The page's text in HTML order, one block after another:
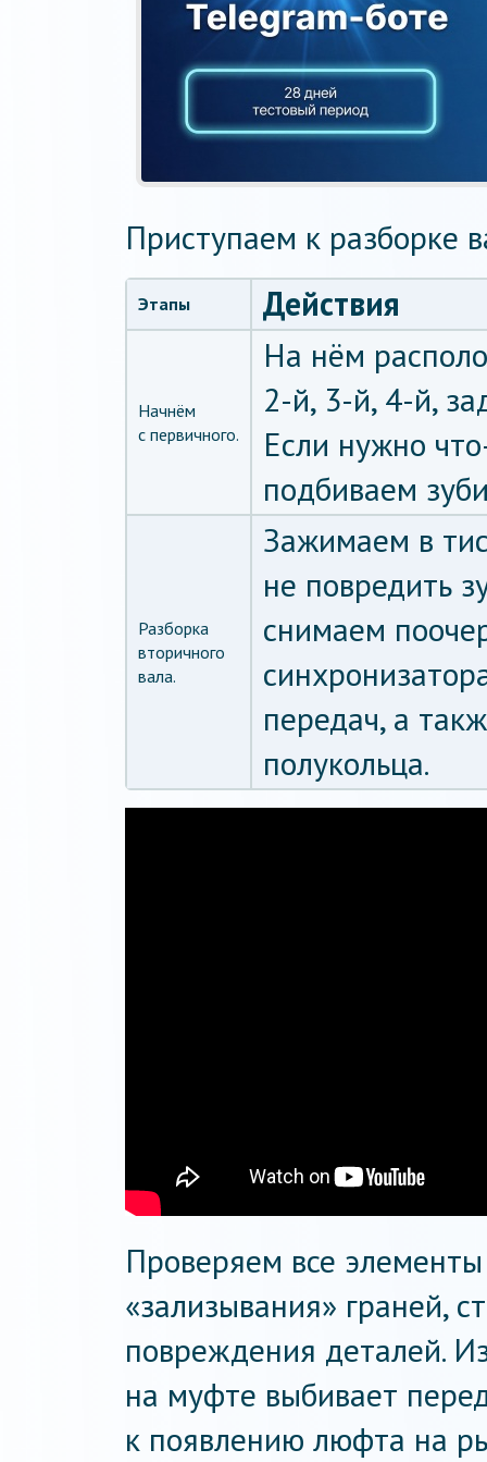
Приступаем к разборке
Этапы Действия
Начнём
с первичного.
На нём
2-й, 3-й, 4-й,
Если нужно
подбиваем
Разборка
вторичного
вала.
Зажимаем в
не повредить
снимаем
передач, а
полукольца.
Проверяем все
«зализывания» граней,
повреждения деталей.
на муфте выбивает
к появлению люфта на